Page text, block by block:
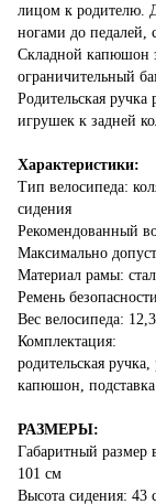
лицом к родителю.
ногами до педалей,
Складной капюшон
ограничительный
Родительская
игрушек к задней
Характеристики:
Тип велосипеда:
сидения
Рекомендованный
Максимально
Материал рамы:
Ремень
Вес велосипеда:
Комплектация:
родительская
капюшон,
​РАЗМЕРЫ:
Габаритный размер
101 см
​Высота сидения: 43